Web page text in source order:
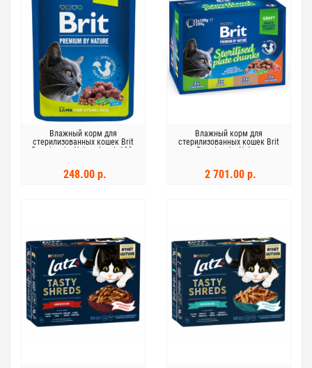
Влажный корм для
стерилизованных кошек Brit
Premium by Nature Lamb 100г
248.00 р.
Влажный корм для
стерилизованных кошек Brit
Premium by Nature
2 701.00 р.